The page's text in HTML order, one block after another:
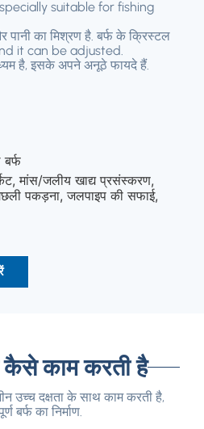
suitable for fishing
पानी का मिश्रण है. बर्फ के क्रिस्टल
it can be adjusted
है, इसके अपने अनूठे फायदे हैं.
मांस/जलीय खाद्य प्रसंस्करण,
पकड़ना, जलपाइप की सफाई,
काम करती है
उच्च दक्षता के साथ काम करती है,
बर्फ का निर्माण.